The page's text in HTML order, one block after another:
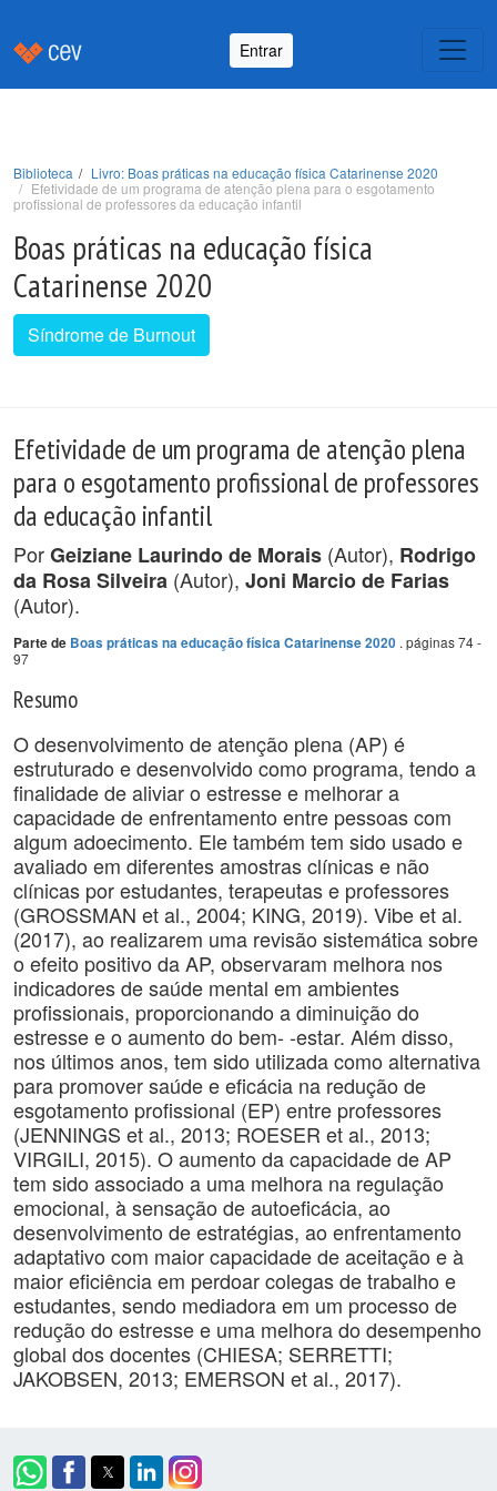
Entrar
Biblioteca
Livro: Boas práticas na educação física Catarinense 2020
Efetividade de um programa de atenção plena para o esgotamento
profissional de professores da educação infantil
Boas práticas na educação física
Catarinense 2020
Síndrome de Burnout
Efetividade de um programa de atenção plena
para o esgotamento profissional de professores
da educação infantil
PorGeiziane Laurindo de Morais (Autor), Rodrigo
da Rosa Silveira (Autor), Joni Marcio de Farias
(Autor).
Parte de Boas práticas na educação física Catarinense 2020 . páginas 74 -
97
Resumo
O desenvolvimento de atenção plena (AP) é
estruturado e desenvolvido como programa, tendo a
finalidade de aliviar o estresse e melhorar a
capacidade de enfrentamento entre pessoas com
algum adoecimento. Ele também tem sido usado e
avaliado em diferentes amostras clínicas e não
clínicas por estudantes, terapeutas e professores
(GROSSMAN et al., 2004; KING, 2019). Vibe et al.
(2017), ao realizarem uma revisão sistemática sobre
o efeito positivo da AP, observaram melhora nos
indicadores de saúde mental em ambientes
profissionais, proporcionando a diminuição do
estresse e o aumento do bem- -estar. Além disso,
nos últimos anos, tem sido utilizada como alternativa
para promover saúde e eficácia na redução de
esgotamento profissional (EP) entre professores
(JENNINGS et al., 2013; ROESER et al., 2013;
VIRGILI, 2015). O aumento da capacidade de AP
tem sido associado a uma melhora na regulação
emocional, à sensação de autoeficácia, ao
desenvolvimento de estratégias, ao enfrentamento
adaptativo com maior capacidade de aceitação e à
maior eficiência em perdoar colegas de trabalho e
estudantes, sendo mediadora em um processo de
redução do estresse e uma melhora do desempenho
global dos docentes (CHIESA; SERRETTI;
JAKOBSEN, 2013; EMERSON et al., 2017).